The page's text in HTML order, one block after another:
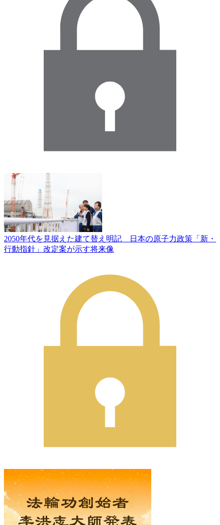
2050年代を見据えた建て替え明記 日本の原子力政策「新・
行動指針」改定案が示す将来像